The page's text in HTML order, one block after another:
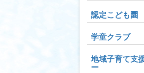
認定こども園
学童クラブ
地域子育て支
ー